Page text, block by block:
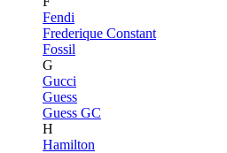
Fendi
Frederique Constant
Fossil
G
Gucci
Guess
Guess GC
H
Hamilton